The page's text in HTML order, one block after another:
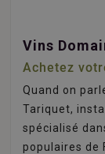
Vins
Achetez
Quand on
Tariquet,
spécialisé
populaires de